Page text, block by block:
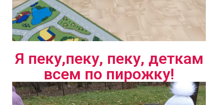
Я пеку,пеку, пеку, деткам
всем по пирожку!